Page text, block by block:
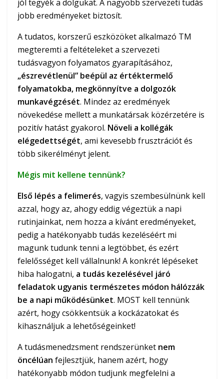
jól tegyék a dolgukat. A nagyobb szervezeti tudás
jobb eredményeket biztosít.
A tudatos, korszerű eszközöket alkalmazó TM
megteremti a feltételeket a szervezeti
tudásvagyon folyamatos gyarapításához,
„észrevétlenül” beépül az értéktermelő
folyamatokba, megkönnyítve a dolgozók
munkavégzését. Mindez az eredmények
növekedése mellett a munkatársak közérzetére is
pozitív hatást gyakorol. Növeli a kollégák
elégedettségét, ami kevesebb frusztrációt és
több sikerélményt jelent.
Mégis mit kellene tennünk?
Első lépés a felimerés, vagyis szembesülnünk kell
azzal, hogy az, ahogy eddig végeztük a napi
rutinjainkat, nem hozza a kívánt eredményeket,
pedig a hatékonyabb tudás kezeléséért mi
magunk tudunk tenni a legtöbbet, és ezért
felelősséget kell vállalnunk! A konkrét lépéseket
hiba halogatni, a tudás kezelésével járó
feladatok ugyanis természetes módon hálózzák
be a napi működésünket. MOST kell tennünk
azért, hogy csökkentsük a kockázatokat és
kihasználjuk a lehetőségeinket!
A tudásmenedzsment rendszerünket nem
öncélúan fejlesztjük, hanem azért, hogy
hatékonyabb módon tudjunk megfelelni a